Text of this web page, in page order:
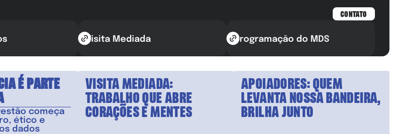
CONTATO
Visita Mediada Programação do MDS
É PARTE
começa
ético e
dados
VISITA MEDIADA:
TRABALHO QUE ABRE
CORAÇÕES E MENTES
APOIADORES: QUEM
LEVANTA NOSSA BANDEIRA,
BRILHA JUNTO